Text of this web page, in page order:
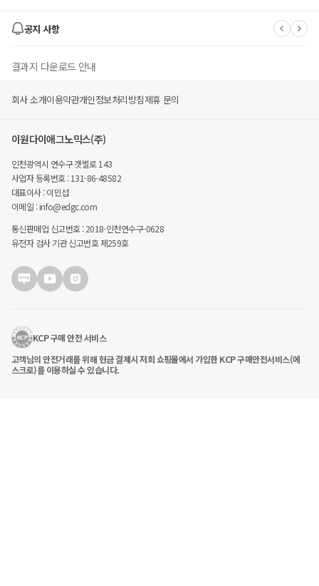
공지 사항
결과지 다운로드 안내
유후 멤버스 몰 폐지 안내
유후(YouWho) 사이트' EDGC 종합몰' 변경 안내
회사 소개이용약관개인정보처리방침제휴 문의
이원다이애그노믹스(주)
인천광역시 연수구 갯벌로 143
사업자 등록번호 : 131-86-48582
대표이사 : 이민섭
이메일 : info@edgc.com
통신판매업 신고번호 : 2018-인천연수구-0628
유전자 검사 기관 신고번호 제259호
KCP 구매 안전 서비스
고객님의 안전거래를 위해 현금 결제시 저희 쇼핑몰에서 가입한 KCP 구매안전서비스(에
스크로)를 이용하실 수 있습니다.